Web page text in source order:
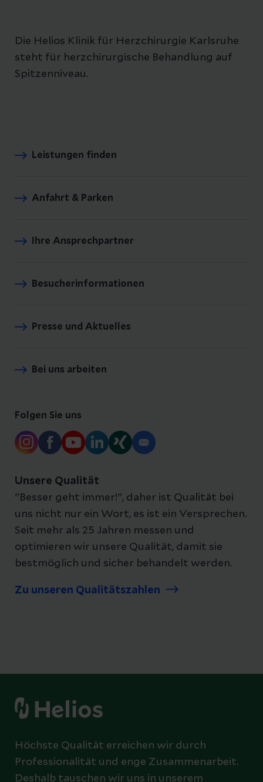
Die Helios Klinik für Herzchirurgie Karlsruhe
steht für herzchirurgische Behandlung auf
Spitzenniveau.
Leistungen finden
Anfahrt & Parken
Ihre Ansprechpartner
Besucherinformationen
Presse und Aktuelles
Bei uns arbeiten
Folgen Sie uns
Unsere Qualität
"Besser geht immer!", daher ist Qualität bei
uns nicht nur ein Wort, es ist ein Versprechen.
Seit mehr als 25 Jahren messen und
optimieren wir unsere Qualität, damit sie
bestmöglich und sicher behandelt werden.
Zu unseren Qualitätszahlen
Höchste Qualität erreichen wir durch
Professionalität und enge Zusammenarbeit.
Deshalb tauschen wir uns in unserem